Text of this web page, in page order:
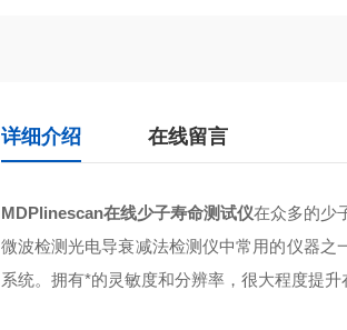
详细介绍 在线留言
MDPlinescan在线少子寿命测试仪在众多的少
微波检测光电导衰减法检测仪中常用的仪器之一
系统。拥有*的灵敏度和分辨率，很大程度提升